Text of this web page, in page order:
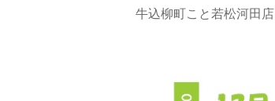
牛込柳町こと若松河田店